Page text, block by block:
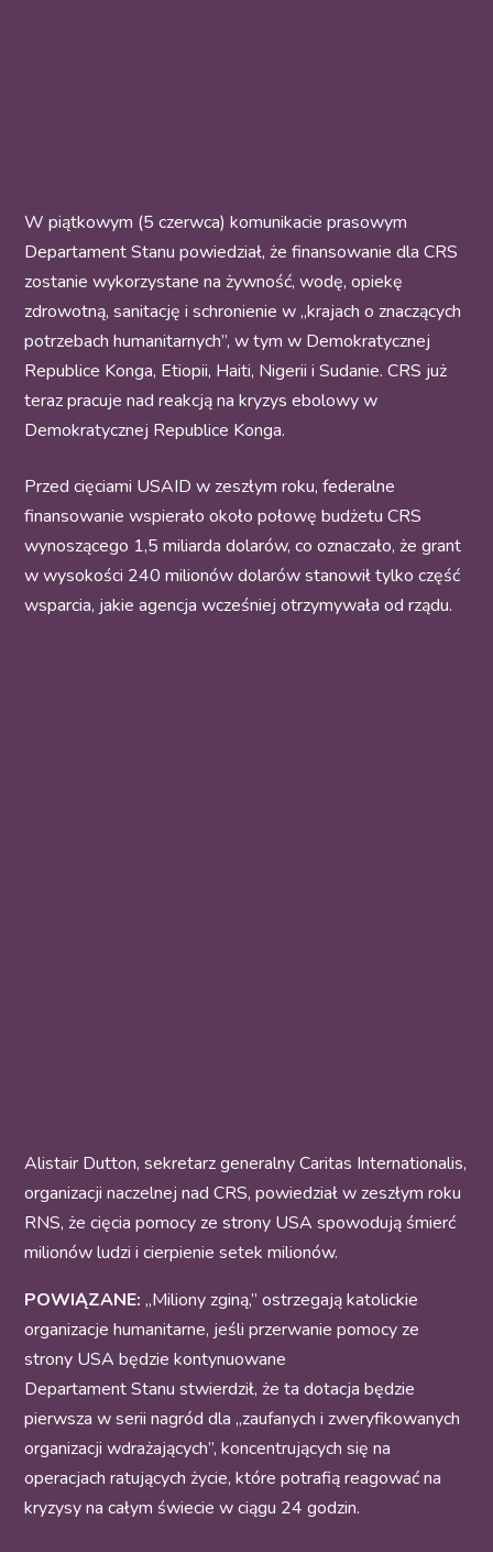
W piątkowym (5 czerwca) komunikacie prasowym
Departament Stanu powiedział, że finansowanie dla CRS
zostanie wykorzystane na żywność, wodę, opiekę
zdrowotną, sanitację i schronienie w „krajach o znaczących
potrzebach humanitarnych”, w tym w Demokratycznej
Republice Konga, Etiopii, Haiti, Nigerii i Sudanie. CRS już
teraz pracuje nad reakcją na kryzys ebolowy w
Demokratycznej Republice Konga.
Przed cięciami USAID w zeszłym roku, federalne
finansowanie wspierało około połowę budżetu CRS
wynoszącego 1,5 miliarda dolarów, co oznaczało, że grant
w wysokości 240 milionów dolarów stanowił tylko część
wsparcia, jakie agencja wcześniej otrzymywała od rządu.
Alistair Dutton, sekretarz generalny Caritas Internationalis,
organizacji naczelnej nad CRS, powiedział w zeszłym roku
RNS, że cięcia pomocy ze strony USA spowodują śmierć
milionów ludzi i cierpienie setek milionów.
POWIĄZANE: „Miliony zginą,” ostrzegają katolickie
organizacje humanitarne, jeśli przerwanie pomocy ze
strony USA będzie kontynuowane
Departament Stanu stwierdził, że ta dotacja będzie
pierwsza w serii nagród dla „zaufanych i zweryfikowanych
organizacji wdrażających”, koncentrujących się na
operacjach ratujących życie, które potrafią reagować na
kryzysy na całym świecie w ciągu 24 godzin.